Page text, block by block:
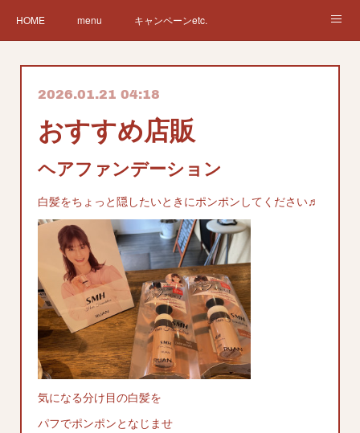
HOME menu キャンペーンetc.
サロン紹介 サービス
2026.01.21 04:18
おすすめ店販
ヘアファンデーション
白髪をちょっと隠したいときにポンポンしてください♬
気になる分け目の白髪を
パフでポンポンとなじませ